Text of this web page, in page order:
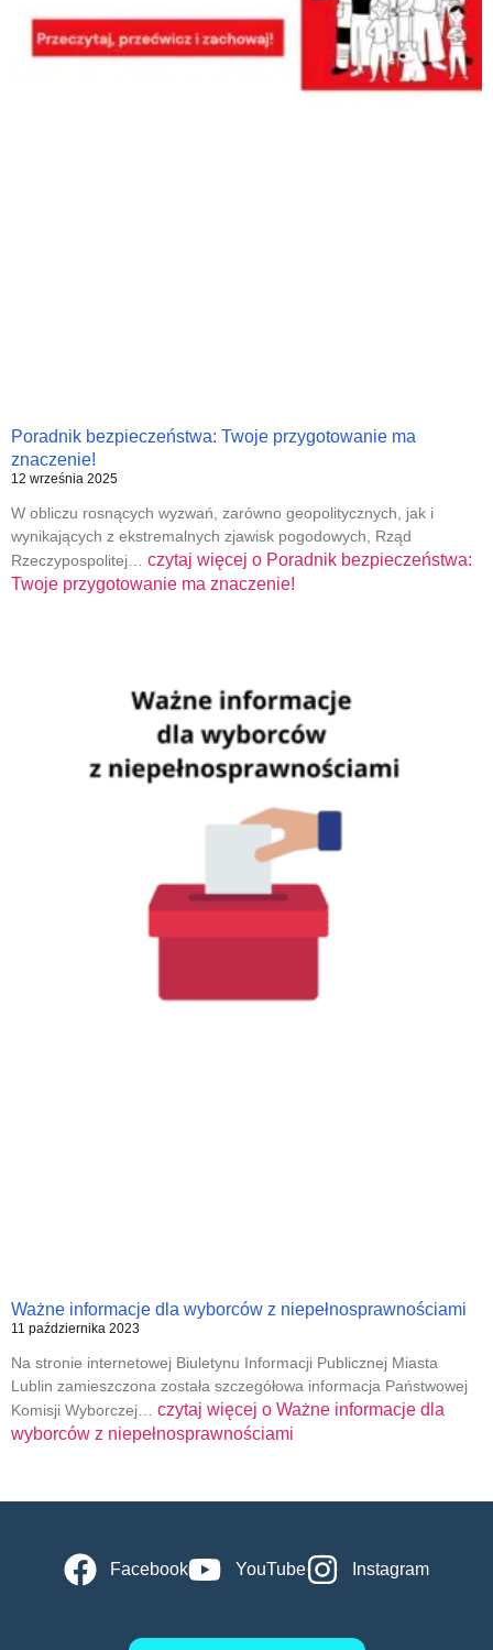
Poradnik bezpieczeństwa: Twoje przygotowanie ma
znaczenie!
12 września 2025
W obliczu rosnących wyzwań, zarówno geopolitycznych, jak i
wynikających z ekstremalnych zjawisk pogodowych, Rząd
Rzeczypospolitej… czytaj więcej o Poradnik bezpieczeństwa:
Twoje przygotowanie ma znaczenie!
Ważne informacje dla wyborców z niepełnosprawnościami
11 października 2023
Na stronie internetowej Biuletynu Informacji Publicznej Miasta
Lublin zamieszczona została szczegółowa informacja Państwowej
Komisji Wyborczej… czytaj więcej o Ważne informacje dla
wyborców z niepełnosprawnościami
Facebook YouTube Instagram